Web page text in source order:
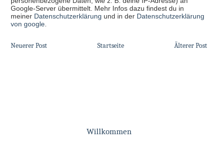
Google-Server übermittelt. Mehr Infos dazu findest du in
meiner Datenschutzerklärung und in der Datenschutzerklärung
von google
Neuerer Post Älterer Post
Startseite
Willkommen